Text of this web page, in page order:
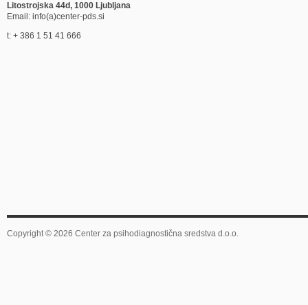
Litostrojska 44d, 1000 Ljubljana
Email: info(a)center-pds.si
t: + 386 1 51 41 666
Copyright © 2026 Center za psihodiagnostična sredstva d.o.o.